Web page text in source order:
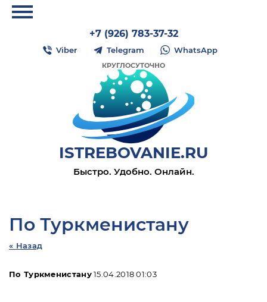
+7 (926) 783-37-32
Viber Telegram WhatsApp
КРУГЛОСУТОЧНО
ISTREBOVANIE.RU
Быстро. Удобно. Онлайн.
По Туркменистану
« Назад
По Туркменистану15.04.2018 01:03